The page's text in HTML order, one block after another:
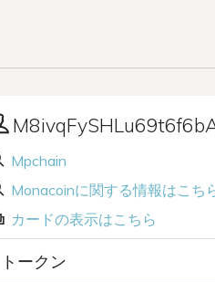
Mpchain
Monacoinに関する情報はこち
カードの表示はこちら
トークン